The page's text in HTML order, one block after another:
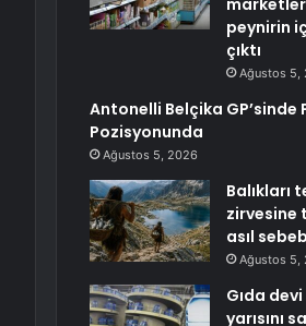
peynirin
çıktı
Ağustos 5,
Antonelli Belçika GP’sinde
Pozisyonunda
Ağustos 5, 2026
Balıkları
zirvesine
asıl
Ağustos 5,
Gıda
yarısını